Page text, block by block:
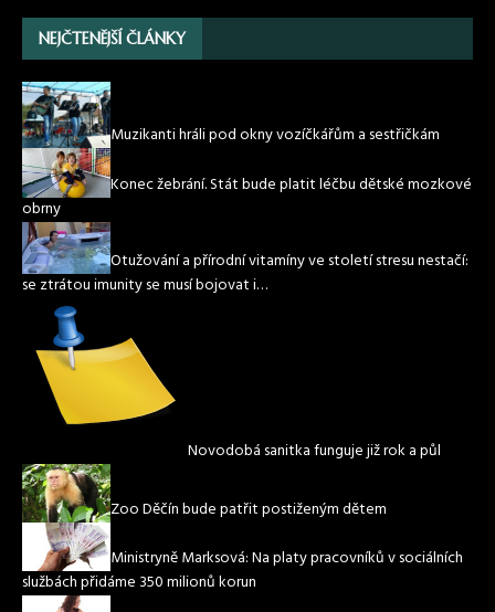
NEJČTENĚJŠÍ ČLÁNKY
Muzikanti hráli pod okny vozíčkářům a sestřičkám
Konec žebrání. Stát bude platit léčbu dětské mozkové
obrny
Otužování a přírodní vitamíny ve století stresu nestačí:
se ztrátou imunity se musí bojovat i…
Novodobá sanitka funguje již rok a půl
Zoo Děčín bude patřit postiženým dětem
Ministryně Marksová: Na platy pracovníků v sociálních
službách přidáme 350 milionů korun